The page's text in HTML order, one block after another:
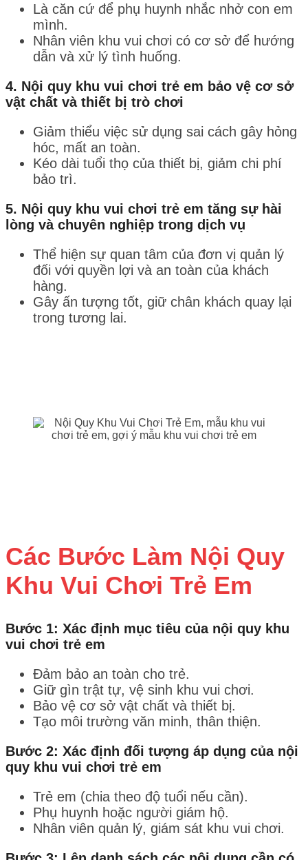
Là căn cứ để phụ huynh nhắc nhở con em
mình.
Nhân viên khu vui chơi có cơ sở để hướng
dẫn và xử lý tình huống.
4. Nội quy khu vui chơi trẻ em bảo vệ cơ sở
vật chất và thiết bị trò chơi
Giảm thiểu việc sử dụng sai cách gây hỏng
hóc, mất an toàn.
Kéo dài tuổi thọ của thiết bị, giảm chi phí
bảo trì.
5. Nội quy khu vui chơi trẻ em tăng sự hài
lòng và chuyên nghiệp trong dịch vụ
Thể hiện sự quan tâm của đơn vị quản lý
đối với quyền lợi và an toàn của khách
hàng.
Gây ấn tượng tốt, giữ chân khách quay lại
trong tương lai.
Các Bước Làm Nội Quy
Khu Vui Chơi Trẻ Em
Bước 1: Xác định mục tiêu của nội quy khu
vui chơi trẻ em
Đảm bảo an toàn cho trẻ.
Giữ gìn trật tự, vệ sinh khu vui chơi.
Bảo vệ cơ sở vật chất và thiết bị.
Tạo môi trường văn minh, thân thiện.
Bước 2: Xác định đối tượng áp dụng của nội
quy khu vui chơi trẻ em
Trẻ em (chia theo độ tuổi nếu cần).
Phụ huynh hoặc người giám hộ.
Nhân viên quản lý, giám sát khu vui chơi.